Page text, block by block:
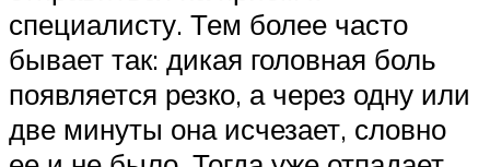
специалисту. Тем более часто
бывает так: дикая головная боль
появляется резко, а через одну или
две минуты она исчезает, словно